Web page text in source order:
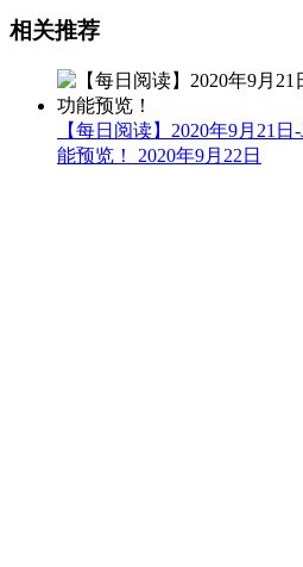
相关推荐
【每日阅读】2020年9月21
能预览！ 2020年9月22日